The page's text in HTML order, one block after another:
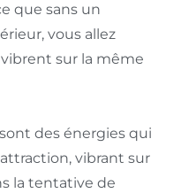
que sans un
vous allez
sur la même
sont des énergies qui
vibrant sur
la tentative de